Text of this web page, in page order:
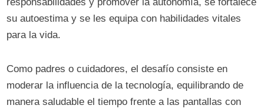
responsabilidades y promover la autonomía, se fortalece
su autoestima y se les equipa con habilidades vitales
para la vida.
Como padres o cuidadores, el desafío consiste en
moderar la influencia de la tecnología, equilibrando de
manera saludable el tiempo frente a las pantallas con